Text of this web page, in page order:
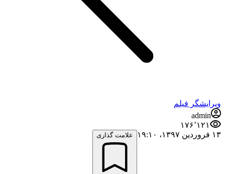
ویرایشگر فیلم
admin
۱۷۶٬۱۲۱
۱۳ فروردین ۱۳۹۷،‏ ۱۹:۱۰
علامت گذاری